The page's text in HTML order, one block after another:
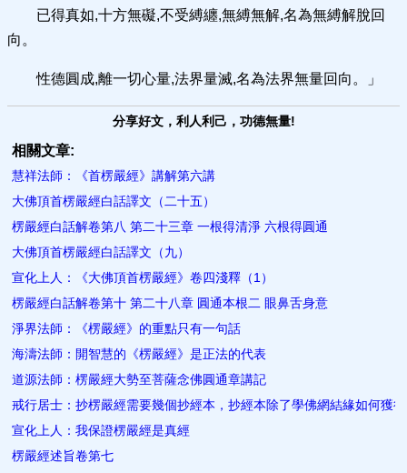
已得真如,十方無礙,不受縛纏,無縛無解,名為無縛解脫回
向。
性德圓成,離一切心量,法界量滅,名為法界無量回向。」
分享好文，利人利己，功德無量!
相關文章:
慧祥法師：《首楞嚴經》講解第六講
大佛頂首楞嚴經白話譯文（二十五）
楞嚴經白話解卷第八 第二十三章 一根得清淨 六根得圓通
大佛頂首楞嚴經白話譯文（九）
宣化上人：《大佛頂首楞嚴經》卷四淺釋（1）
楞嚴經白話解卷第十 第二十八章 圓通本根二 眼鼻舌身意
淨界法師：《楞嚴經》的重點只有一句話
海濤法師：開智慧的《楞嚴經》是正法的代表
道源法師：楞嚴經大勢至菩薩念佛圓通章講記
戒行居士：抄楞嚴經需要幾個抄經本，抄經本除了學佛網結緣如何獲得
宣化上人：我保證楞嚴經是真經
楞嚴經述旨卷第七